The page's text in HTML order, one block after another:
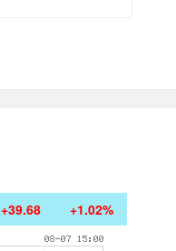
+39.68 +1.02%